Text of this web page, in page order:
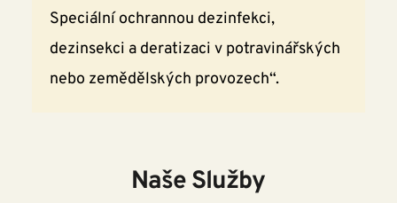
Speciální ochrannou dezinfekci,
dezinsekci a deratizaci v potravinářských
nebo zemědělských provozech“.
Naše Služby